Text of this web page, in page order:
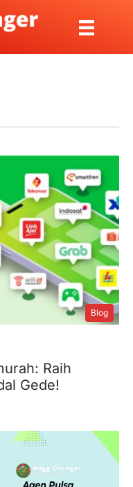
Blog
Raih
Gede!